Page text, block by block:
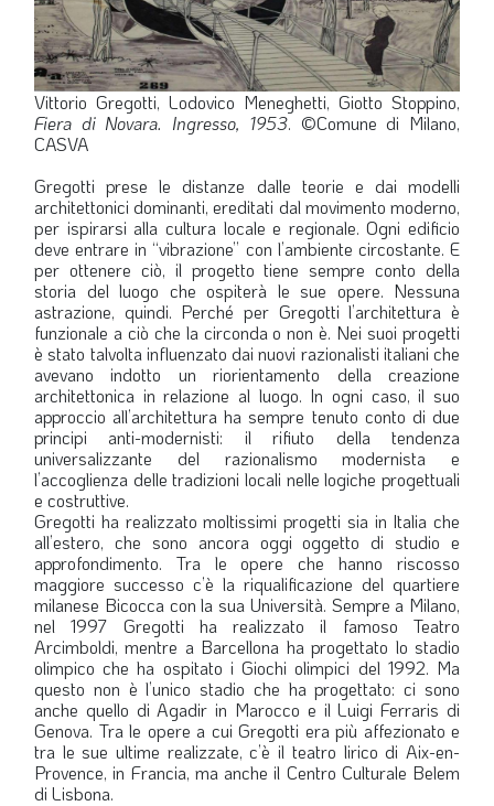
Vittorio Gregotti, Lodovico Meneghetti, Giotto Stoppino,
Fiera di Novara. Ingresso, 1953. ©Comune di Milano,
CASVA
Gregotti prese le distanze dalle teorie e dai modelli
architettonici dominanti, ereditati dal movimento moderno,
per ispirarsi alla cultura locale e regionale. Ogni edificio
deve entrare in “vibrazione” con l’ambiente circostante. E
per ottenere ciò, il progetto tiene sempre conto della
storia del luogo che ospiterà le sue opere. Nessuna
astrazione, quindi. Perché per Gregotti l’architettura è
funzionale a ciò che la circonda o non è. Nei suoi progetti
è stato talvolta influenzato dai nuovi razionalisti italiani che
avevano indotto un riorientamento della creazione
architettonica in relazione al luogo. In ogni caso, il suo
approccio all’architettura ha sempre tenuto conto di due
principi anti-modernisti: il rifiuto della tendenza
universalizzante del razionalismo modernista e
l’accoglienza delle tradizioni locali nelle logiche progettuali
e costruttive.
Gregotti ha realizzato moltissimi progetti sia in Italia che
all’estero, che sono ancora oggi oggetto di studio e
approfondimento. Tra le opere che hanno riscosso
maggiore successo c’è la riqualificazione del quartiere
milanese Bicocca con la sua Università. Sempre a Milano,
nel 1997 Gregotti ha realizzato il famoso Teatro
Arcimboldi, mentre a Barcellona ha progettato lo stadio
olimpico che ha ospitato i Giochi olimpici del 1992. Ma
questo non è l’unico stadio che ha progettato: ci sono
anche quello di Agadir in Marocco e il Luigi Ferraris di
Genova. Tra le opere a cui Gregotti era più affezionato e
tra le sue ultime realizzate, c’è il teatro lirico di Aix-en-
Provence, in Francia, ma anche il Centro Culturale Belem
di Lisbona.